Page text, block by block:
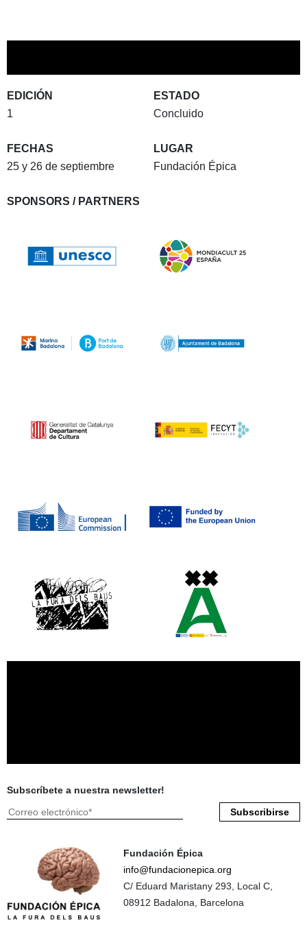
EDICIÓN
1
ESTADO
Concluido
FECHAS
25 y 26 de septiembre
LUGAR
Fundación Épica
SPONSORS / PARTNERS
Subscríbete a nuestra newsletter!
Fundación Épica
info@fundacionepica.org
C/ Eduard Maristany 293, Local C,
08912 Badalona, Barcelona